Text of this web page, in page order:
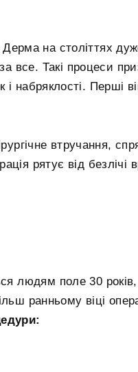
на століттях
все. Такі процеси
набряклості. Перші
втручання,
рятує від безлічі
людям поле 30 років,
ранньому віці